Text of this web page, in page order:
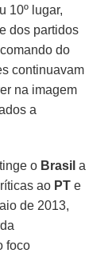
10º lugar,
dos partidos
do
continuavam
na imagem
a
o Brasil a
ao PT e
de 2013,
foco